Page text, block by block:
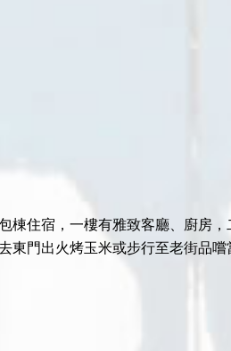
棟住宿，一樓有雅致客廳、廚房
東門出火烤玉米或步行至老街品